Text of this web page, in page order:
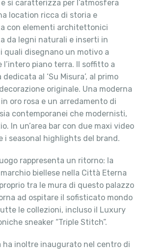
si caratterizza per l’atmosfera
location ricca di storia e
con elementi architettonici
da legni naturali e inserti in
quali disegnano un motivo a
l’intero piano terra. Il soffitto a
al ‘Su Misura’, al primo
originale. Una moderna
oro rosa e un arredamento di
contemporanei che modernisti,
In un’area bar con due maxi video
i seasonal highlights del brand.
rappresenta un ritorno: la
biellese nella Città Eterna
tra le mura di questo palazzo
ad ospitare il sofisticato mondo
le collezioni, incluso il Luxury
sneaker “Triple Stitch”.
ha inoltre inaugurato nel centro di